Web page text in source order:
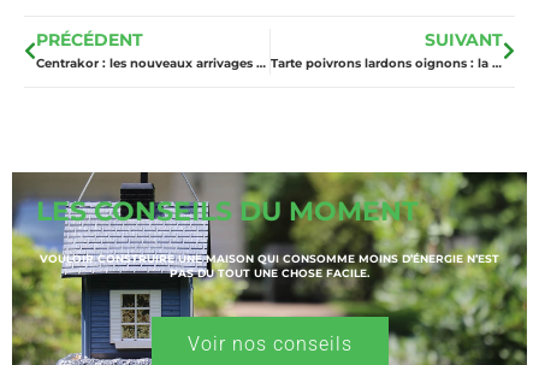
PRÉCÉDENT
Centrakor : les nouveaux arrivages pour aménager son intérieur à petit prix
SUIVANT
Tarte poivrons lardons oignons : la recette facile pour un dîner réussi
LES CONSEILS DU MOMENT
VOULOIR CONSTRUIRE UNE MAISON QUI CONSOMME MOINS D’ÉNERGIE N’EST
PAS DU TOUT UNE CHOSE FACILE.
Voir nos conseils